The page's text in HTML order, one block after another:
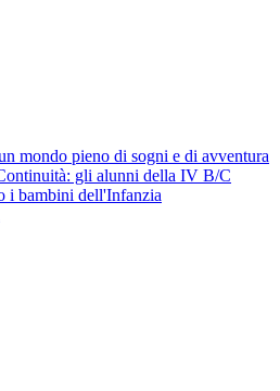
mondo pieno di sogni e di avventura
gli alunni della IV B/C
i bambini dell'Infanzia